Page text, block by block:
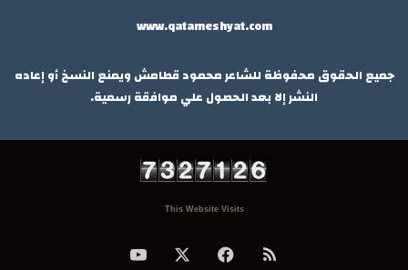
www.qatameshyat.com
جميع الحقوق محفوظة للشاعر محمود قطامش ويمنع النسخ أو إعاده
النشر إلا بعد الحصول علي موافقة رسمية.
This Website Visits
ملخصفيسبوك ‫YouTube